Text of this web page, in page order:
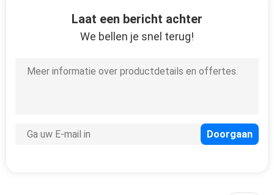
Laat een bericht achter
We bellen je snel terug!